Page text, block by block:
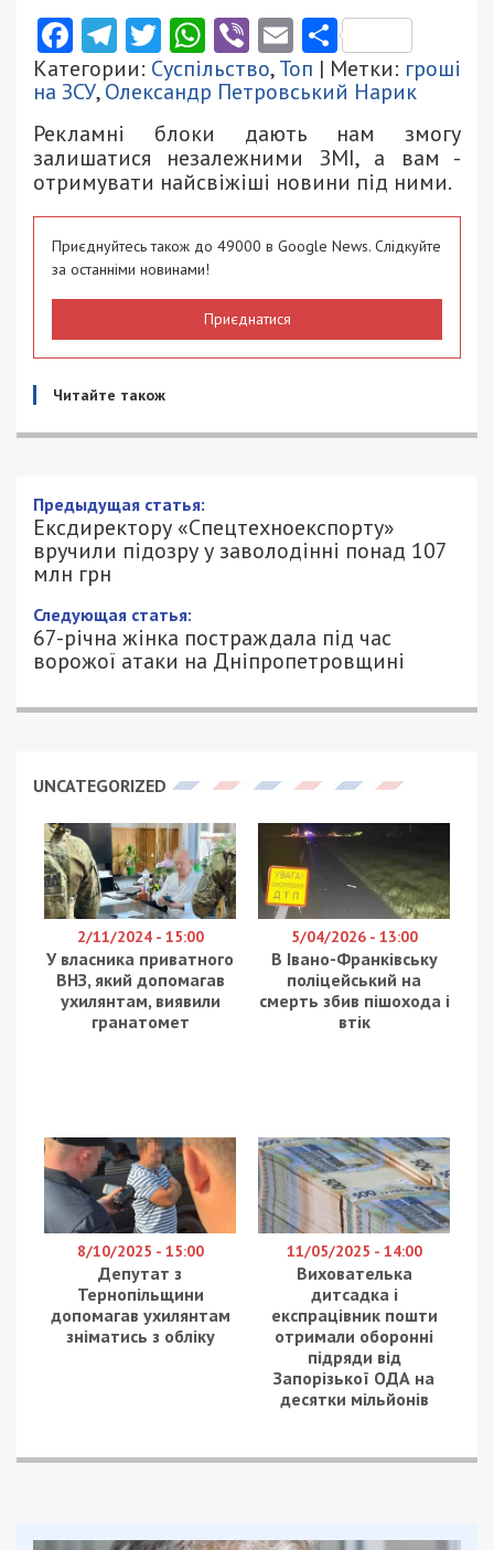
Facebook
Telegram
Twitter
WhatsApp
ViberEmail
Категории: Суспільство,Топ | Метки: гроші
на ЗСУ,Олександр Петровський Нарик
Рекламні блоки дають нам змогу
залишатися незалежними ЗМІ, а вам -
отримувати найсвіжіші новини під ними.
Приєднуйтесь також до 49000 в Google News. Слідкуйте
за останніми новинами!
Приєднатися
Читайте також
Предыдущая статья:
Ексдиректору «Спецтехноекспорту»
вручили підозру у заволодінні понад 107
млн грн
Следующая статья:
67-річна жінка постраждала під час
ворожої атаки на Дніпропетровщині
UNCATEGORIZED
2/11/2024 - 15:00
У власника приватного
ВНЗ, який допомагав
ухилянтам, виявили
гранатомет
5/04/2026 - 13:00
В Івано-Франківську
поліцейський на
смерть збив пішохода і
втік
8/10/2025 - 15:00
Депутат з
Тернопільщини
допомагав ухилянтам
зніматись з обліку
11/05/2025 - 14:00
Вихователька
дитсадка і
експрацівник пошти
отримали оборонні
підряди від
Запорізької ОДА на
десятки мільйонів